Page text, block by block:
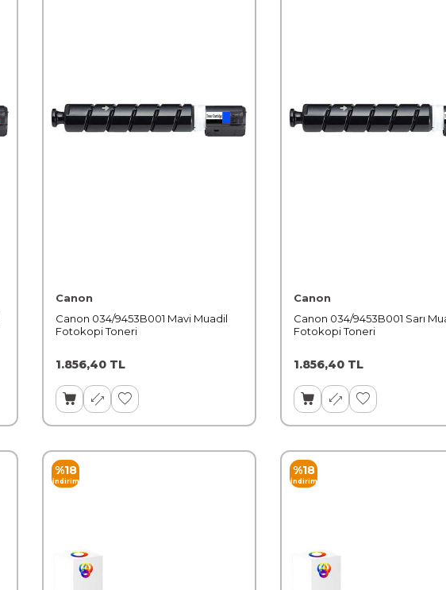
Canon
Canon 034/9453B001 Mavi Muadil
Fotokopi Toneri
1.856,40 TL
Canon
Canon 034/9453B001 Sarı
Fotokopi Toneri
1.856,40 TL
%18
İndirim
%18
İndirim